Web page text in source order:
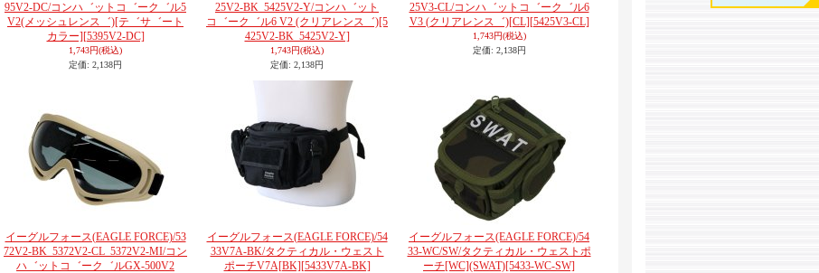
95V2-DC/コンハ゛ットコ゛ーク゛ル5
V2(メッシュレンス゛)[テ゛サ゛ート
カラー][5395V2-DC]
1,743円(税込)
定価: 2,138円
25V2-BK_5425V2-Y/コンハ゛ット
コ゛ーク゛ル6 V2 (クリアレンス゛)[5
425V2-BK_5425V2-Y]
1,743円(税込)
定価: 2,138円
25V3-CL/コンハ゛ットコ゛ーク゛ル6
V3 (クリアレンス゛)[CL][5425V3-CL]
1,743円(税込)
定価: 2,138円
イーグルフォース(EAGLE FORCE)/53
72V2-BK_5372V2-CL_5372V2-MI/コン
ハ゛ットコ゛ーク゛ルGX-500V2
イーグルフォース(EAGLE FORCE)/54
33V7A-BK/タクティカル・ウェスト
ポーチV7A[BK][5433V7A-BK]
イーグルフォース(EAGLE FORCE)/54
33-WC/SW/タクティカル・ウェストポ
ーチ[WC](SWAT)[5433-WC-SW]